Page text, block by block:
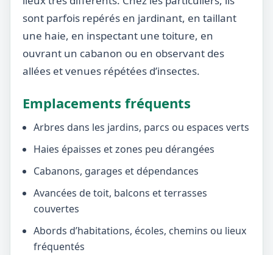
sont parfois repérés en jardinant, en taillant
une haie, en inspectant une toiture, en
ouvrant un cabanon ou en observant des
allées et venues répétées d’insectes.
Emplacements fréquents
Arbres dans les jardins, parcs ou espaces verts
Haies épaisses et zones peu dérangées
Cabanons, garages et dépendances
Avancées de toit, balcons et terrasses
couvertes
Abords d’habitations, écoles, chemins ou lieux
fréquentés